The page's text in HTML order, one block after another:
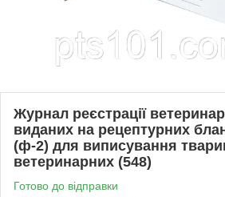
Журнал реєстрації
виданих на рецептурних
(ф-2) для виписування
ветеринарних (548)
Готово до відправки